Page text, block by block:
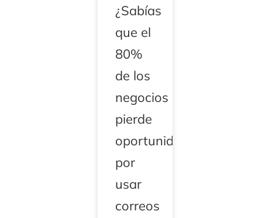
¿Sabías
que el
80%
de los
negocios
pierde
oportunidades
por
usar
correos